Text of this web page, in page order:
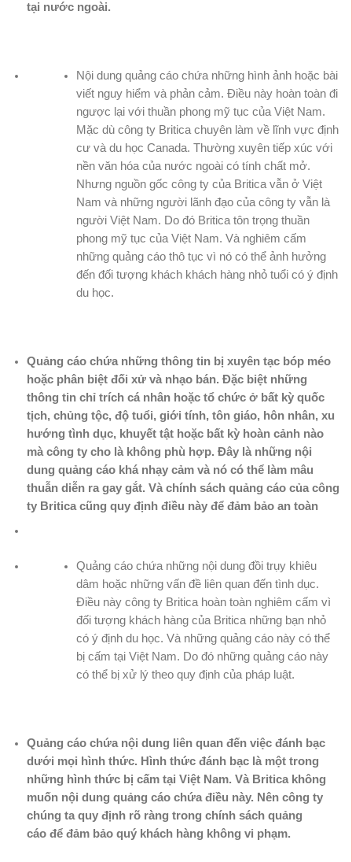
tại nước ngoài.
Nội dung quảng cáo chứa những hình ảnh hoặc bài
viết nguy hiểm và phản cảm. Điều này hoàn toàn đi
ngược lại với thuần phong mỹ tục của Việt Nam.
Mặc dù công ty Britica chuyên làm về lĩnh vực định
cư và du học Canada. Thường xuyên tiếp xúc với
nền văn hóa của nước ngoài có tính chất mở.
Nhưng nguồn gốc công ty của Britica vẫn ở Việt
Nam và những người lãnh đạo của công ty vẫn là
người Việt Nam. Do đó Britica tôn trọng thuần
phong mỹ tục của Việt Nam. Và nghiêm cấm
những quảng cáo thô tục vì nó có thể ảnh hưởng
đến đối tượng khách khách hàng nhỏ tuổi có ý định
du học.
Quảng cáo chứa những thông tin bị xuyên tạc bóp méo
hoặc phân biệt đối xử và nhạo bán. Đặc biệt những
thông tin chỉ trích cá nhân hoặc tổ chức ở bất kỳ quốc
tịch, chủng tộc, độ tuổi, giới tính, tôn giáo, hôn nhân, xu
hướng tình dục, khuyết tật hoặc bất kỳ hoàn cảnh nào
mà công ty cho là không phù hợp. Đây là những nội
dung quảng cáo khá nhạy cảm và nó có thể làm mâu
thuẫn diễn ra gay gắt. Và chính sách quảng cáo của công
ty Britica cũng quy định điều này để đảm bảo an toàn
Quảng cáo chứa những nội dung đồi trụy khiêu
dâm hoặc những vấn đề liên quan đến tình dục.
Điều này công ty Britica hoàn toàn nghiêm cấm vì
đối tượng khách hàng của Britica những bạn nhỏ
có ý định du học. Và những quảng cáo này có thể
bị cấm tại Việt Nam. Do đó những quảng cáo này
có thể bị xử lý theo quy định của pháp luật.
Quảng cáo chứa nội dung liên quan đến việc đánh bạc
dưới mọi hình thức. Hình thức đánh bạc là một trong
những hình thức bị cấm tại Việt Nam. Và Britica không
muốn nội dung quảng cáo chứa điều này. Nên công ty
chúng ta quy định rõ ràng trong chính sách quảng
cáo để đảm bảo quý khách hàng không vi phạm.